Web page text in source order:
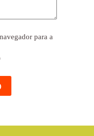
para a